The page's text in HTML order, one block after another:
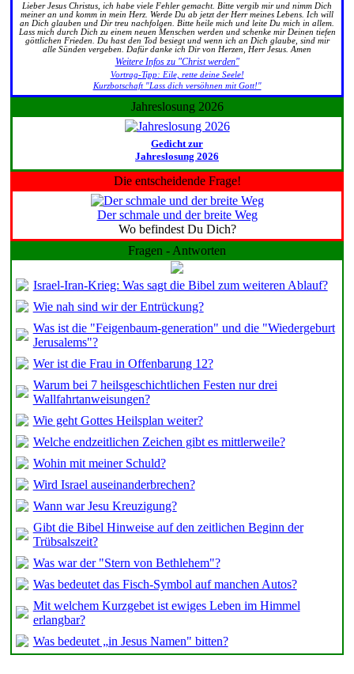
Lieber Jesus Christus, ich habe viele Fehler gemacht. Bitte vergib mir und nimm Dich
meiner an und komm in mein Herz. Werde Du ab jetzt der Herr meines Lebens. Ich will
an Dich glauben und Dir treu nachfolgen. Bitte heile mich und leite Du mich in allem.
Lass mich durch Dich zu einem neuen Menschen werden und schenke mir Deinen tiefen
göttlichen Frieden. Du hast den Tod besiegt und wenn ich an Dich glaube, sind mir
alle Sünden vergeben. Dafür danke ich Dir von Herzen, Herr Jesus. Amen
Weitere Infos zu "Christ werden"
Vortrag-Tipp: Eile, rette deine Seele!
Kurzbotschaft "Lass dich versöhnen mit Gott!"
Jahreslosung 2026
Gedicht zur
Jahreslosung 2026
Die entscheidende Frage!
Der schmale und der breite Weg
Wo befindest Du Dich?
Fragen - Antworten
Israel-Iran-Krieg: Was sagt die Bibel zum weiteren Ablauf?
Wie nah sind wir der Entrückung?
Was ist die "Feigenbaum-generation" und die "Wiedergeburt
Jerusalems"?
Wer ist die Frau in Offenbarung 12?
Warum bei 7 heilsgeschichtlichen Festen nur drei
Wallfahrtanweisungen?
Wie geht Gottes Heilsplan weiter?
Welche endzeitlichen Zeichen gibt es mittlerweile?
Wohin mit meiner Schuld?
Wird Israel auseinanderbrechen?
Wann war Jesu Kreuzigung?
Gibt die Bibel Hinweise auf den zeitlichen Beginn der
Trübsalszeit?
Was war der "Stern von Bethlehem"?
Was bedeutet das Fisch-Symbol auf manchen Autos?
Mit welchem Kurzgebet ist ewiges Leben im Himmel
erlangbar?
Was bedeutet „in Jesus Namen" bitten?